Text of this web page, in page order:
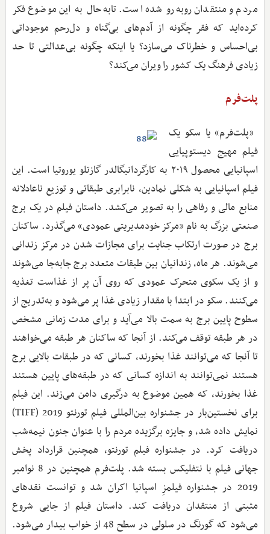
مردم و منتقدان روبه‌رو شده است. تابه‌حال به این موضوع فکر
کرده‌اید که فقر چگونه از آدم‌های بی‌گناه و دل‌رحم موجوداتی
بی‌احساس و خطرناک می‌سازد؟ یا اینکه چگونه بی‌عدالتی تا حد
زیادی فرهنگ یک کشور را ویران می‌کند؟
پلت‌فرم
«پلت‌فرم» یا سکو یک
فیلم مهیج دیستوپیایی
اسپانیایی محصول ۲۰۱۹ به کارگردانیگالدر گازتلو یوروتیا است. این
فیلم اسپانیایی به شکلی نمادین، نابرابری طبقاتی و توزیع ناعادلانه
منابع مالی و رفاهی را به تصویر می‌کشد. داستان فیلم در یک برج
صنعتی بزرگ به نام «مرکز خودمدیریتی عمودی» می‌گذرد. ساکنان
برج در صورت ارتکاب جنایت برای مجازات شدن در مرکز زندانی
می‌شوند. هر ماه، زندانیان بین طبقات متعدد برج جابه‌جا می‌شوند
و از یک سکوی متحرک عمودی که روی آن پر از غذاست تغذیه
می‌کنند. سکو در ابتدا با مقدار زیادی غذا پر می‌شود و به‌تدریج از
سطوح پایین برج به سمت بالا می‌آید و برای مدت زمانی مشخص
در هر طبقه توقف می‌کند. از آنجا که ساکنان هر طبقه می‌خواهند
تا آنجا که می‌توانند غذا بخورند، کسانی که در طبقات بالایی برج
هستند نمی‌توانند به اندازه کسانی که در طبقه‌های پایین هستند
غذا بخورند، که همین موضوع به درگیری دامن می‌زند. این فیلم
برای نخستین‌بار در جشنواره بین‌المللی فیلم تورنتو 2019 (TIFF)
نمایش داده شد، و جایزه برگزیده مردم را با عنوان جنون نیمه‌شب
دریافت کرد. در جشنواره فیلم تورنتو، همچنین قرارداد پخش
جهانی فیلم با نتفلیکس بسته شد. پلت‌فرم همچنین در 8 نوامبر
2019 در جشنواره فیلمزِ اسپانیا اکران شد و توانست نقدهای
مثبتی از منتقدان دریافت کند. داستان فیلم از جایی شروع
می‌شود که گورنگ در سلولی در سطح 48 از خواب بیدار می‌شود.